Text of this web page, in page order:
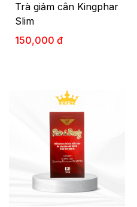
Trà giảm cân Kingphar
Slim
150,000 đ